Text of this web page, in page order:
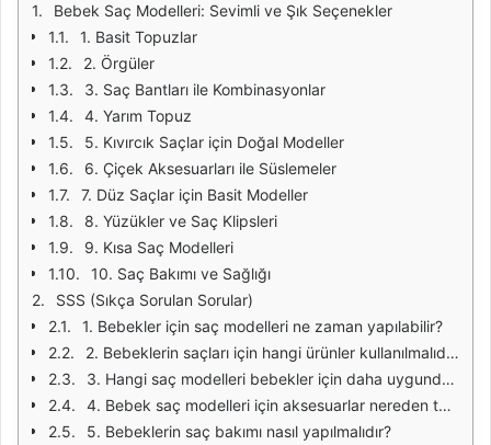
Bebek Saç Modelleri: Sevimli ve Şık Seçenekler
1. Basit Topuzlar
2. Örgüler
3. Saç Bantları ile Kombinasyonlar
4. Yarım Topuz
5. Kıvırcık Saçlar için Doğal Modeller
6. Çiçek Aksesuarları ile Süslemeler
7. Düz Saçlar için Basit Modeller
8. Yüzükler ve Saç Klipsleri
9. Kısa Saç Modelleri
10. Saç Bakımı ve Sağlığı
SSS (Sıkça Sorulan Sorular)
1. Bebekler için saç modelleri ne zaman yapılabilir?
2. Bebeklerin saçları için hangi ürünler kullanılmalıdır?
3. Hangi saç modelleri bebekler için daha uygundur?
4. Bebek saç modelleri için aksesuarlar nereden temin edilebilir?
5. Bebeklerin saç bakımı nasıl yapılmalıdır?